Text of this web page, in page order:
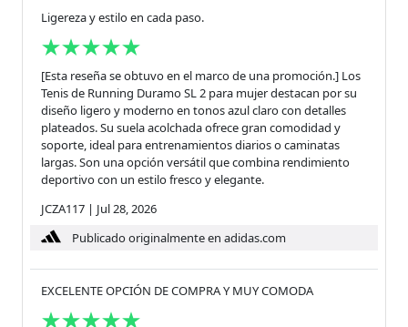
Ligereza y estilo en cada paso.
[Esta reseña se obtuvo en el marco de una promoción.] Los
Tenis de Running Duramo SL 2 para mujer destacan por su
diseño ligero y moderno en tonos azul claro con detalles
plateados. Su suela acolchada ofrece gran comodidad y
soporte, ideal para entrenamientos diarios o caminatas
largas. Son una opción versátil que combina rendimiento
deportivo con un estilo fresco y elegante.
JCZA117 | Jul 28, 2026
Publicado originalmente en adidas.com
EXCELENTE OPCIÓN DE COMPRA Y MUY COMODA